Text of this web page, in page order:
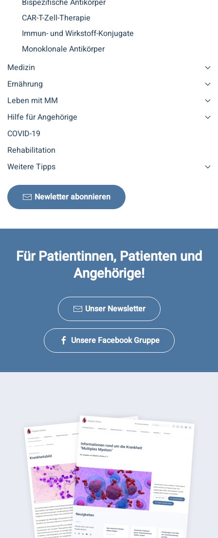
Bispezifische Antikörper
CAR-T-Zell-Therapie
Immun- und Wirkstoff-Konjugate
Monoklonale Antikörper
Medizin
Ernährung
Leben mit MM
Hilfe für Angehörige
COVID-19
Rehabilitation
Weitere Tipps
Newletter abonnieren
Für Patientinnen, Patienten und
Angehörige!
Unser Newsletter
Unsere Facebook Gruppe